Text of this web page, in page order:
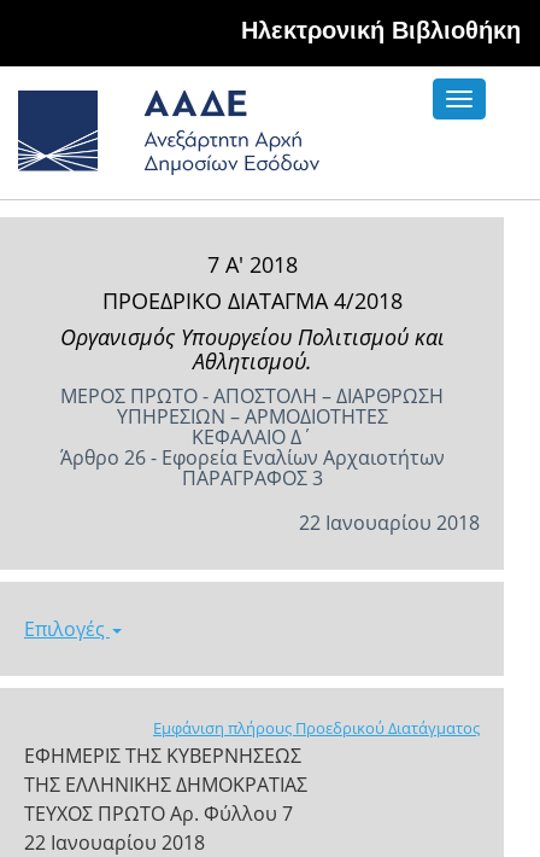
Hλεκτρονική Βιβλιοθήκη
Toggle
7 Α' 2018
ΠΡΟΕΔΡΙΚΟ ΔΙΑΤΑΓΜΑ 4/2018
Οργανισμός Υπουργείου Πολιτισμού και
Αθλητισμού.
ΜΕΡΟΣ ΠΡΩΤΟ - ΑΠΟΣΤΟΛΗ – ΔΙΑΡΘΡΩΣΗ
ΥΠΗΡΕΣΙΩΝ – ΑΡΜΟΔΙΟΤΗΤΕΣ
ΚΕΦΑΛΑΙΟ Δ΄
Άρθρο 26 - Εφορεία Εναλίων Αρχαιοτήτων
ΠΑΡΑΓΡΑΦΟΣ 3
22 Ιανουαρίου 2018
Επιλογές
Εμφάνιση πλήρους Προεδρικού Διατάγματος
ΕΦΗΜΕΡΙΣ ΤΗΣ ΚΥΒΕΡΝΗΣΕΩΣ
ΤΗΣ ΕΛΛΗΝΙΚΗΣ ΔΗΜΟΚΡΑΤΙΑΣ
ΤΕΥΧΟΣ ΠΡΩΤΟ Αρ. Φύλλου 7
22 Ιανουαρίου 2018